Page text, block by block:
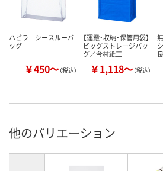
ハピラ シースルーバ
ッグ
￥450～（税込）
【運搬・収納・保管用袋】
ビッグストレージバッ
グ／今村紙工
￥1,118～（税込）
他のバリエーション